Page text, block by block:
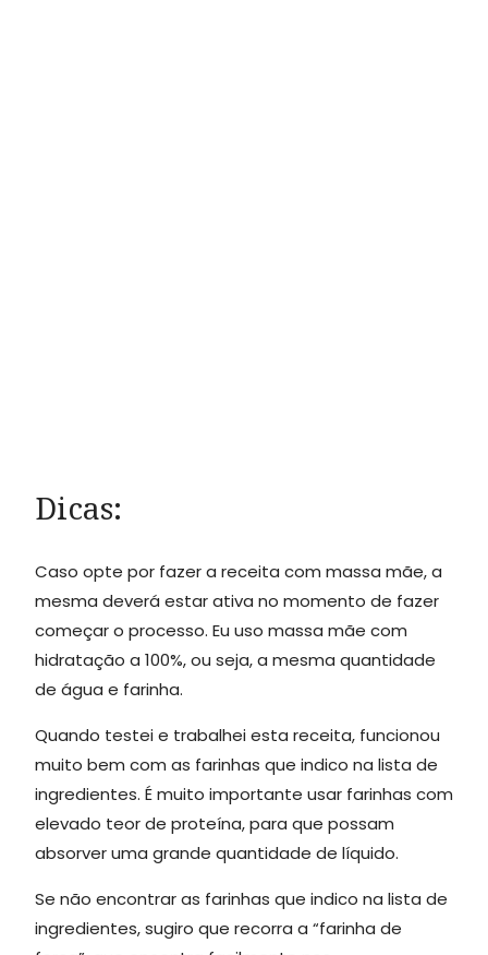
Dicas:
Caso opte por fazer a receita com massa mãe, a
mesma deverá estar ativa no momento de fazer
começar o processo. Eu uso massa mãe com
hidratação a 100%, ou seja, a mesma quantidade
de água e farinha.
Quando testei e trabalhei esta receita, funcionou
muito bem com as farinhas que indico na lista de
ingredientes. É muito importante usar farinhas com
elevado teor de proteína, para que possam
absorver uma grande quantidade de líquido.
Se não encontrar as farinhas que indico na lista de
ingredientes, sugiro que recorra a “farinha de